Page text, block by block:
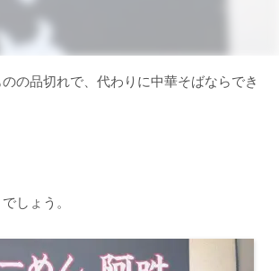
の品切れで、代わりに中華そばならでき
しょう。